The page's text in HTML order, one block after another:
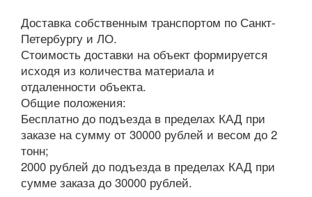
Доставка собственным транспортом по Санкт-
Петербургу и ЛО.
Стоимость доставки на объект формируется
исходя из количества материала и
отдаленности объекта.
Общие положения:
Бесплатно до подъезда в пределах КАД при
заказе на сумму от 30000 рублей и весом до 2
тонн;
2000 рублей до подъезда в пределах КАД при
сумме заказа до 30000 рублей.